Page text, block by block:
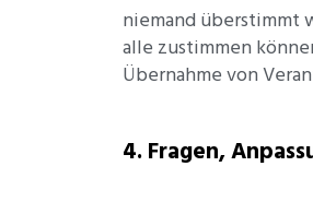
niemand überstimmt
alle zustimmen
Übernahme von
4. Fragen,